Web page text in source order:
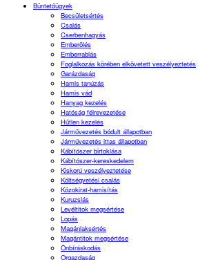
Büntetőügyek
Becsületsértés
Csalás
Cserbenhagyás
Emberölés
Emberrablás
Foglalkozás körében elkövetett veszélyeztetés
Garázdaság
Hamis tanúzás
Hamis vád
Hanyag kezelés
Hatóság félrevezetése
Hűtlen kezelés
Járművezetés bódult állapotban
Járművezetés ittas állapotban
Kábítószer birtoklása
Kábítószer-kereskedelem
Kiskorú veszélyeztetése
Költségvetési csalás
Közokirat-hamisítás
Kuruzslás
Levéltitok megsértése
Lopás
Magánlaksértés
Magántitok megsértése
Önbíráskodás
Orgazdaság